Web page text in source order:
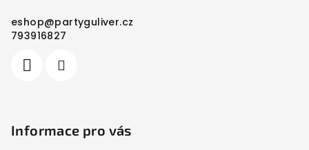
eshop@partyguliver.cz
793916827
Informace pro vás